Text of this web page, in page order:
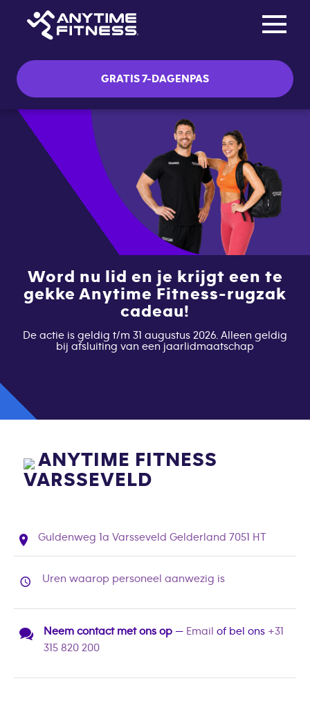
GRATIS 7-DAGENPAS
Word nu lid en je krijgt een te
gekke Anytime Fitness-rugzak
cadeau!
De actie is geldig t/m 31 augustus 2026. Alleen geldig
bij afsluiting van een jaarlidmaatschap
ANYTIME FITNESS
VARSSEVELD
Guldenweg 1a Varsseveld Gelderland 7051 HT
Uren waarop personeel aanwezig is
Neem contact met ons op — Email of bel ons +31
315 820 200